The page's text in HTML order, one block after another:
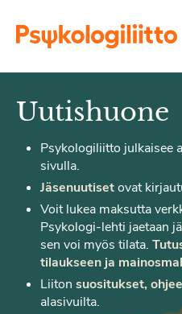
Uutishuone
Psykologiliitto julkaisee
sivulla.
Jäsenuutisetovat
Voit lukea maksutta
Psykologi-lehti jaetaan
sen voi myös tilata.
tilaukseen ja
Liiton suositukset,
alasivuilta.